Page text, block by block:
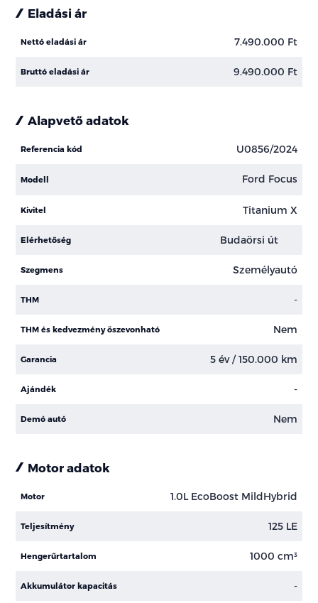
Eladási ár
Nettó eladási ár 7.490.000 Ft
Bruttó eladási ár 9.490.000 Ft
Alapvető adatok
Referencia kód U0856/2024
Modell Ford Focus
Kivitel Titanium X
Elérhetőség Budaörsi út
Szegmens Személyautó
THM -
THM és kedvezmény öszevonható Nem
Garancia 5 év / 150.000 km
Ajándék -
Demó autó Nem
Motor adatok
Motor 1.0L EcoBoost MildHybrid
Teljesítmény 125 LE
Hengerűrtartalom 1000 cm³
Akkumulátor kapacitás -